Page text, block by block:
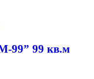
99” 99 кв.м